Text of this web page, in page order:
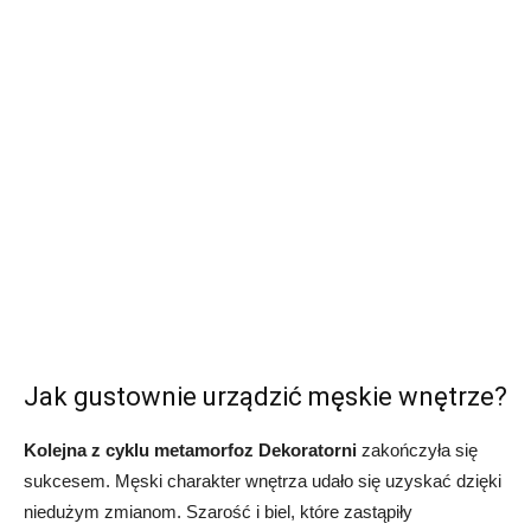
Jak gustownie urządzić męskie wnętrze?
Kolejna z cyklu metamorfoz Dekoratorni zakończyła się
sukcesem. Męski charakter wnętrza udało się uzyskać dzięki
niedużym zmianom. Szarość i biel, które zastąpiły